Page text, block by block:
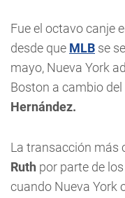
Fue el octavo canje
desde que MLB se
mayo, Nueva York
Boston a cambio
Hernández.
La transacción más
Ruth por parte de los
cuando Nueva York